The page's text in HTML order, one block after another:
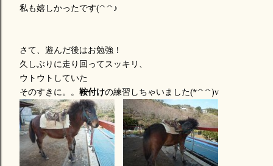
私も嬉しかったです(^^♪
さて、遊んだ後はお勉強！
久しぶりに走り回ってスッキリ、
ウトウトしていた
そのすきに。。 鞍付けの練習しちゃいました(*^^)v